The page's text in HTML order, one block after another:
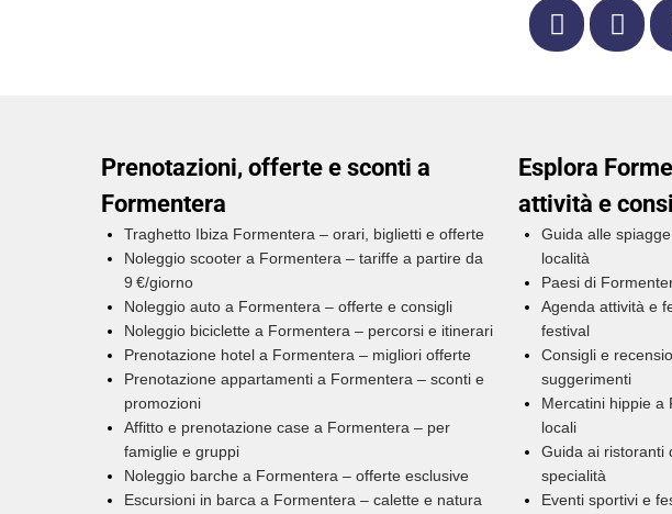
Prenotazioni, offerte e sconti a
Formentera
Traghetto Ibiza Formentera – orari, biglietti e offerte
Noleggio scooter a Formentera – tariffe a partire da
9 €/giorno
Noleggio auto a Formentera – offerte e consigli
Noleggio biciclette a Formentera – percorsi e itinerari
Prenotazione hotel a Formentera – migliori offerte
Prenotazione appartamenti a Formentera – sconti e
promozioni
Affitto e prenotazione case a Formentera – per
famiglie e gruppi
Noleggio barche a Formentera – offerte esclusive
Escursioni in barca a Formentera – calette e natura
Esplora
attività e
Guida alle
località
Paesi di
Agenda attività e
festival
Consigli e
suggerimenti
Mercatini hippie a
locali
Guida ai ristoranti
specialità
Eventi sportivi e